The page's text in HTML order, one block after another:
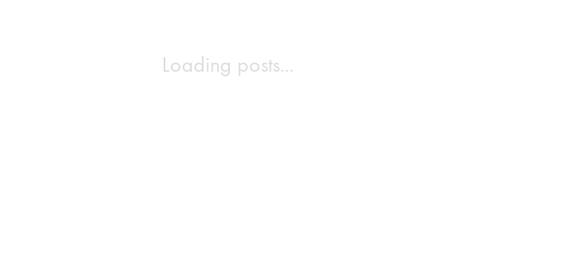
Loading posts...